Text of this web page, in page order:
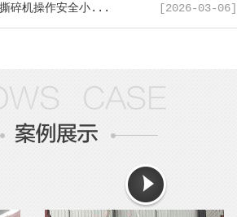
[2026-03-06]
碎机操作安全小...